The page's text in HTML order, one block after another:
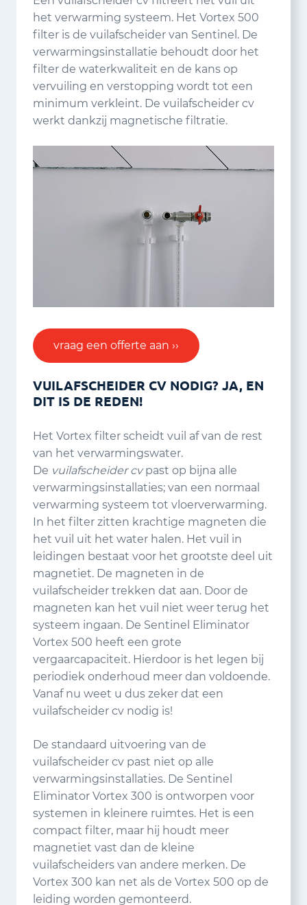
het verwarming systeem. Het Vortex 500
filter is de vuilafscheider van Sentinel. De
verwarmingsinstallatie behoudt door het
filter de waterkwaliteit en de kans op
vervuiling en verstopping wordt tot een
minimum verkleint. De vuilafscheider cv
werkt dankzij magnetische filtratie.
vraag een offerte aan ››
VUILAFSCHEIDER CV NODIG? JA, EN
DIT IS DE REDEN!
Het Vortex filter scheidt vuil af van de rest
van het verwarmingswater.
De vuilafscheider cvpast op bijna alle
verwarmingsinstallaties; van een normaal
verwarming systeem tot vloerverwarming.
In het filter zitten krachtige magneten die
het vuil uit het water halen. Het vuil in
leidingen bestaat voor het grootste deel uit
magnetiet. De magneten in de
vuilafscheider trekken dat aan. Door de
magneten kan het vuil niet weer terug het
systeem ingaan. De Sentinel Eliminator
Vortex 500 heeft een grote
vergaarcapaciteit. Hierdoor is het legen bij
periodiek onderhoud meer dan voldoende.
Vanaf nu weet u dus zeker dat een
vuilafscheider cv nodig is!
De standaard uitvoering van de
vuilafscheider cv past niet op alle
verwarmingsinstallaties. De Sentinel
Eliminator Vortex 300 is ontworpen voor
systemen in kleinere ruimtes. Het is een
compact filter, maar hij houdt meer
magnetiet vast dan de kleine
vuilafscheiders van andere merken. De
Vortex 300 kan net als de Vortex 500 op de
leiding worden gemonteerd.